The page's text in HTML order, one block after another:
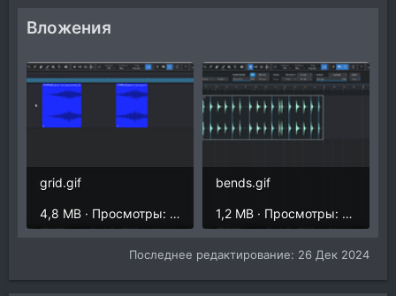
Вложения
grid.gif
4,8 MB · Просмотры: 225
bends.gif
1,2 MB · Просмотры: 205
Последнее редактирование: 26 Дек 2024